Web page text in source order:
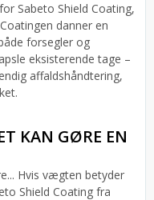
Sabeto Shield Coating,
danner en
forsegler og
eksisterende tage –
affaldshåndtering,
KAN GØRE EN
Hvis vægten betyder
Shield Coating fra